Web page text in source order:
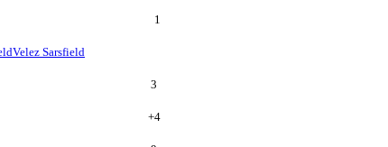
1
Velez Sarsfield
3
+4